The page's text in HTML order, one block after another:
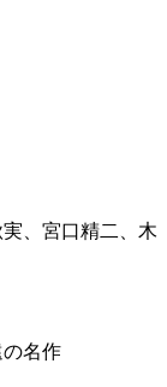
、宮口精二、木
名作